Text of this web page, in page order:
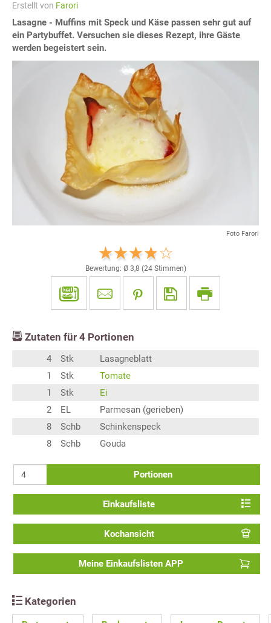
Erstellt von Farori
Lasagne - Muffins mit Speck und Käse passen sehr gut auf
ein Partybuffet. Versuchen sie dieses Rezept, ihre Gäste
werden begeistert sein.
Foto Farori
Bewertung: Ø 3,8 (24Stimmen)
Zutaten für 4 Portionen
4 Stk
Lasagneblatt
1
Stk
Tomate
1
Stk
Ei
2
EL
Parmesan (gerieben)
8
Schb
Schinkenspeck
8
Schb Gouda
Portionen
Einkaufsliste
Kochansicht
Meine Einkaufslisten APP
Kategorien